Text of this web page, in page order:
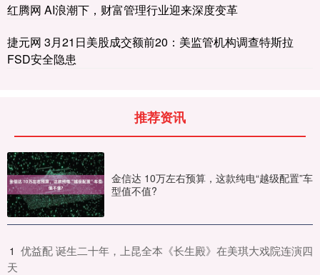
红腾网 AI浪潮下，财富管理行业迎来深度变革
捷元网 3月21日美股成交额前20：美监管机构调查特斯拉
FSD安全隐患
推荐资讯
金信达 10万左右预算，这款纯电“越级配置”车
型值不值?
1 ​优益配 诞生二十年，上昆全本《长生殿》在美琪大戏院连演四
天